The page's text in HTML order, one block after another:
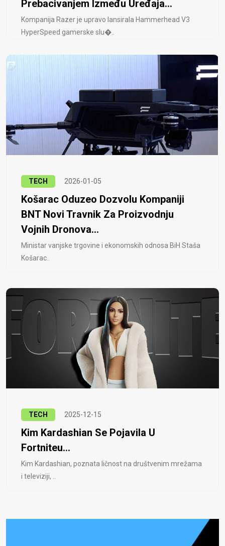
Prebacivanjem Između Uređaja...
Kompanija Razer je upravo lansirala Hammerhead V3
HyperSpeed ​​gamerske slu�..
TECH 2026-01-05
Košarac Oduzeo Dozvolu Kompaniji
BNT Novi Travnik Za Proizvodnju
Vojnih Dronova...
Ministar vanjske trgovine i ekonomskih odnosa BiH Staša
Košarac..
TECH 2025-12-15
Kim Kardashian Se Pojavila U
Fortniteu...
Kim Kardashian, poznata ličnost na društvenim mrežama
i televiziji, ..